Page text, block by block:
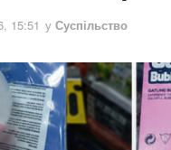
15:51 у Суспільство